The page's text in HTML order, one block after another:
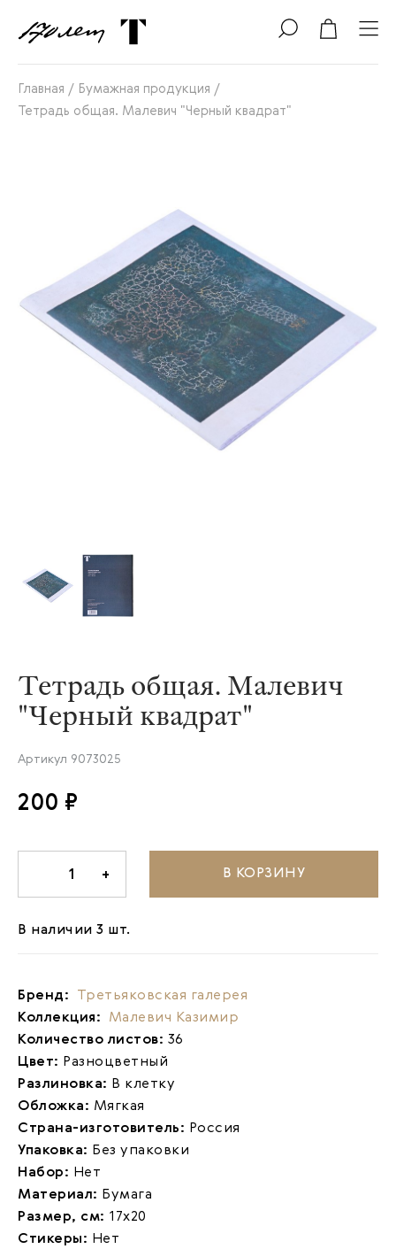
Главная / Бумажная продукция /
Тетрадь общая. Малевич "Черный квадрат"
Тетрадь общая. Малевич
"Черный квадрат"
Артикул 9073025
200 ₽
1 + В КОРЗИНУ
В наличии 3 шт.
Бренд: Третьяковская галерея
Коллекция: Малевич Казимир
Количество листов: 36
Цвет: Разноцветный
Разлиновка: В клетку
Обложка: Мягкая
Страна-изготовитель: Россия
Упаковка: Без упаковки
Набор: Нет
Материал: Бумага
Размер, см: 17х20
Стикеры: Нет